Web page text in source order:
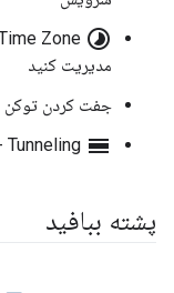
timelapse
مدیریت کنید
جفت کردن توکن
calendar_view_day
پشته ببافید